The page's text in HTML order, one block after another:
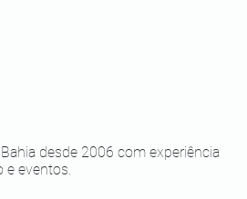
desde 2006 com experiência
e eventos.